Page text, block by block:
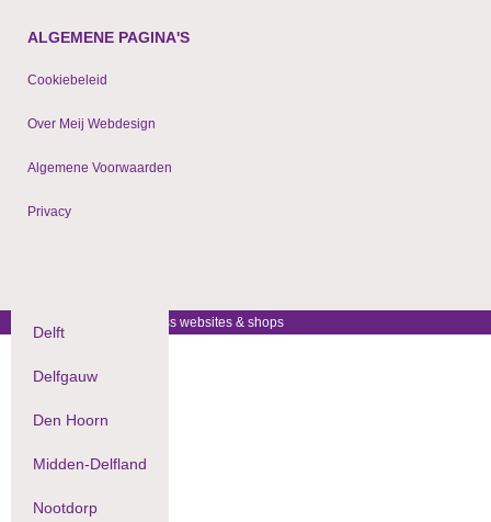
ALGEMENE PAGINA'S
Cookiebeleid
Over Meij Webdesign
Algemene Voorwaarden
Privacy
Delft
Delfgauw
Den Hoorn
Midden-Delfland
Nootdorp
© 2009 - 2024 WordPress websites & shops